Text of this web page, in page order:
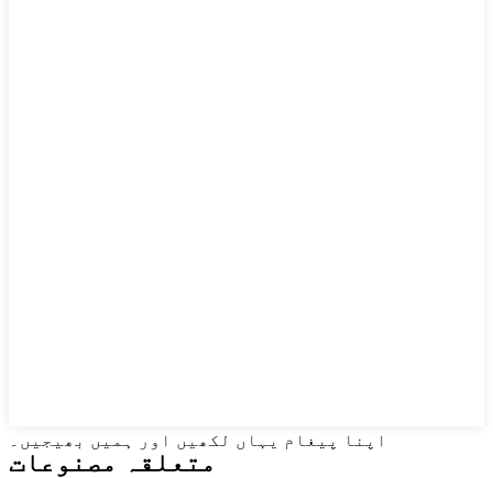
اپنا پیغام یہاں لکھیں اور ہمیں بھیجیں۔
متعلقہ مصنوعات